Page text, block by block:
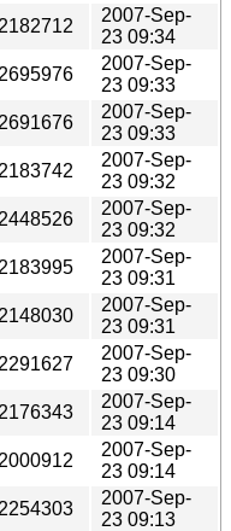
2182712
2007-Sep-
23 09:34
2695976
2007-Sep-
23 09:33
2691676
2007-Sep-
23 09:33
2183742
2007-Sep-
23 09:32
2448526
2007-Sep-
23 09:32
2183995
2007-Sep-
23 09:31
2148030
2007-Sep-
23 09:31
2291627
2007-Sep-
23 09:30
2176343
2007-Sep-
23 09:14
2000912
2007-Sep-
23 09:14
2254303
2007-Sep-
23 09:13